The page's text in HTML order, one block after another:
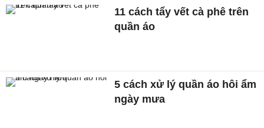
11 cách tẩy vết cà phê trên
quần áo
5 cách xử lý quần áo hôi ẩm
ngày mưa